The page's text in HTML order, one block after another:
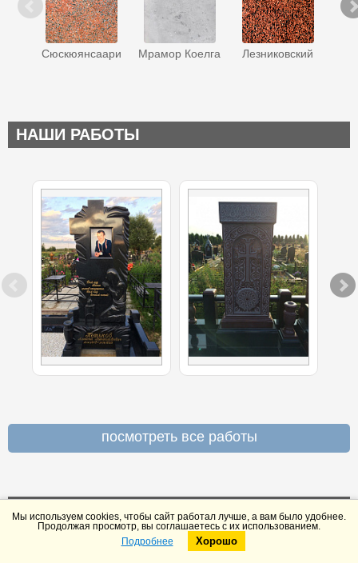
Сюскюянсаари Мрамор Коелга Лезниковский
НАШИ РАБОТЫ
посмотреть все работы
ЧИТАЙТЕ ОТЗЫВЫ КЛИЕНТОВ О НАС
НА YANDEX И GOOGLE
Telegram
Мы используем cookies, чтобы сайт работал лучше, а вам было удобнее.
Продолжая просмотр, вы соглашаетесь с их использованием.
Подробнее
Хорошо